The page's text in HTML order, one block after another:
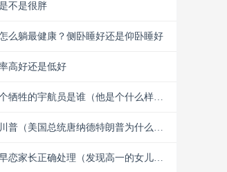
不是很胖
么躺最健康？侧卧睡好还是仰卧睡好
高好还是低好
牺牲的宇航员是谁（他是个什么样的
普（美国总统唐纳德特朗普为什么叫
恋家长正确处理（发现高一的女儿早